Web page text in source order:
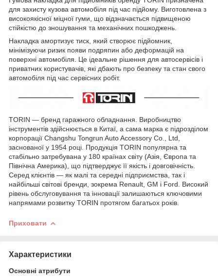
для захисту кузова автомобіля під час підйому. Виготовлена з
високоякісної міцної гуми, що відзначається підвищеною
стійкістю до зношування та механічних пошкоджень.
Накладка амортизує тиск, який створює підйомник,
мінімізуючи ризик появи подряпин або деформацій на
поверхні автомобіля. Це ідеальне рішення для автосервісів і
приватних користувачів, які дбають про безпеку та стан свого
автомобіля під час сервісних робіт.
TORIN — бренд гаражного обладнання. Виробництво
інструментів здійснюється в Китаї, а сама марка є підрозділом
корпорації Changshu Tongrun Auto Accessory Co., Ltd,
заснованої у 1954 році. Продукція TORIN популярна та
стабільно затребувана у 180 країнах світу (Азія, Європа та
Північна Америка), що підтверджує її якість і довговічність.
Серед клієнтів — як малі та середні підприємства, так і
найбільші світові бренди, зокрема Renault, GM і Ford. Високий
рівень обслуговування та інновації залишаються ключовими
напрямами розвитку TORIN протягом багатьох років.
Приховати
Характеристики
Основні атрибути